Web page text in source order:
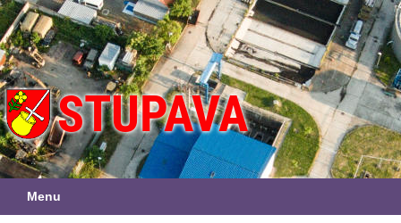
Menu